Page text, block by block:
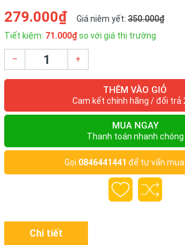
279.000₫ Giá niêm yết: 350.000₫
Tiết kiệm: 71.000₫so với giá thị trường
– +
THÊM VÀO GIỎ
Cam kết chính hãng / đổi trả
MUA NGAY
Thanh toán nhanh chóng
Gọi 0846441441 để tư vấn
Chi tiết